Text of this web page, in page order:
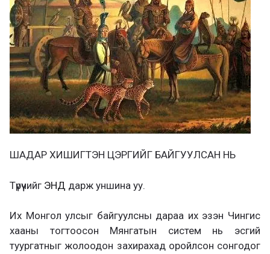
ШАДАР ХИШИГТЭН ЦЭРГИЙГ БАЙГУУЛСАН НЬ
Түрүүчийг ЭНД дарж уншина уу.
Их Монгол улсыг байгуулсны дараа их эзэн Чингис
хааны тогтоосон Мянгатын систем нь эсгий
туургатныг жолоодон захирахад оройлсон сонгодог